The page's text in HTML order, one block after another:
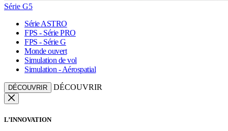
Série G5
Série ASTRO
FPS - Série PRO
FPS - Série G
Monde ouvert
Simulation de vol
Simulation - Aérospatial
DÉCOUVRIR DÉCOUVRIR
L’INNOVATION